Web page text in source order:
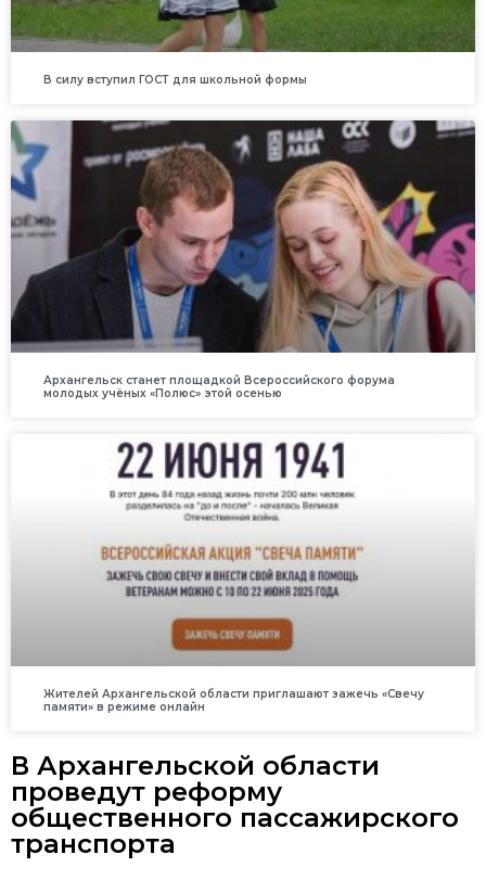
В силу вступил ГОСТ для школьной формы
Архангельск станет площадкой Всероссийского форума
молодых учёных «Полюс» этой осенью
Жителей Архангельской области приглашают зажечь «Свечу
памяти» в режиме онлайн
В Архангельской области
проведут реформу
общественного пассажирского
транспорта